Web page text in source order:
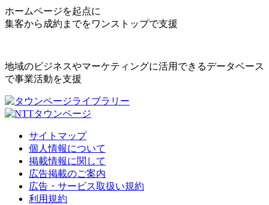
ホームページを起点に
集客から成約までをワンストップで支援
地域のビジネスやマーケティングに活用できるデータベース
で事業活動を支援
サイトマップ
個人情報について
掲載情報に関して
広告掲載のご案内
広告・サービス取扱い規約
利用規約